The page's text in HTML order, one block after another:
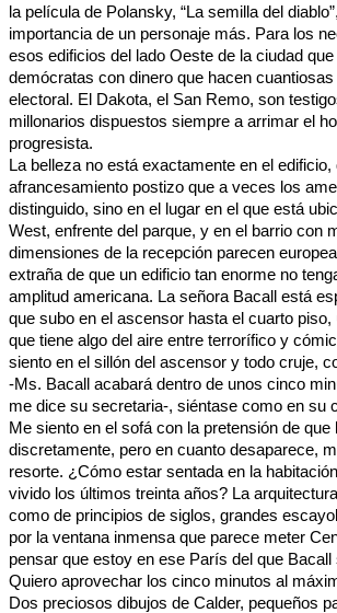
la película de Polansky, “La semilla del
importancia de un personaje más. Para los
esos edificios del lado Oeste de la ciudad
demócratas con dinero que hacen
electoral. El Dakota, el San Remo, son
millonarios dispuestos siempre a arrimar el
progresista.
La belleza no está exactamente en el
afrancesamiento postizo que a veces los
distinguido, sino en el lugar en el que está
West, enfrente del parque, y en el barrio con
dimensiones de la recepción parecen
extraña de que un edificio tan enorme no
amplitud americana. La señora Bacall está
que subo en el ascensor hasta el cuarto
que tiene algo del aire entre terrorífico y
siento en el sillón del ascensor y todo cruje,
-Ms. Bacall acabará dentro de unos cinco
me dice su secretaria-, siéntase como en su
Me siento en el sofá con la pretensión de
discretamente, pero en cuanto desaparece,
resorte. ¿Cómo estar sentada en la
vivido los últimos treinta años? La
como de principios de siglos, grandes
por la ventana inmensa que parece meter
pensar que estoy en ese París del que
Quiero aprovechar los cinco minutos al
Dos preciosos dibujos de Calder, pequeños